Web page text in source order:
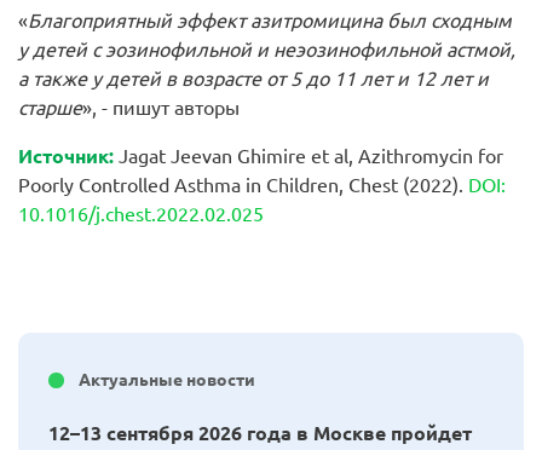
«Благоприятный эффект азитромицина был сходным
у детей с эозинофильной и неэозинофильной астмой,
а также у детей в возрасте от 5 до 11 лет и 12 лет и
старше», - пишут авторы
Источник: Jagat Jeevan Ghimire et al, Azithromycin for
Poorly Controlled Asthma in Children, Chest (2022). DOI:
10.1016/j.chest.2022.02.025
Актуальные новости
12–13 сентября 2026 года в Москве пройдет